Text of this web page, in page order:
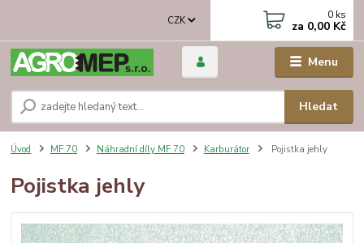
Menu
CZK
Hledat
0 ks
za 0,00 Kč
Úvod MF 70 Náhradní díly MF 70 Karburátor Pojistka jehly
Pojistka jehly